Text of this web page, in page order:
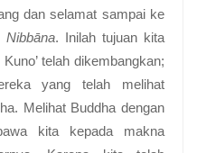
dan selamat sampai ke
Nibbāna. Inilah tujuan kita
telah dikembangkan;
yang telah melihat
Melihat Buddha dengan
kita kepada makna